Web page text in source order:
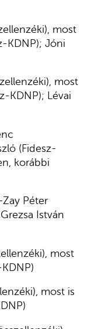
most
KDNP); Jóni
most
KDNP); Lévai
(Fidesz-
korábbi
Péter
István
most
most is